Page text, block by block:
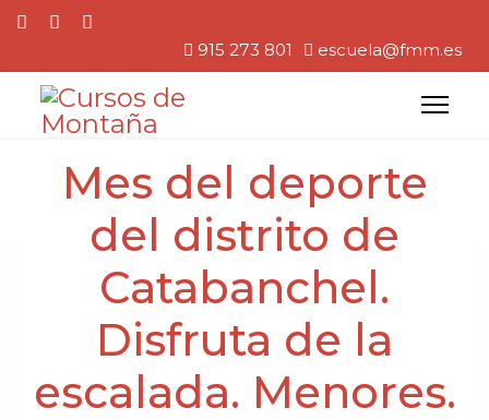
915 273 801 escuela@fmm.es
Mes del deporte
del distrito de
Catabanchel.
Disfruta de la
escalada. Menores.